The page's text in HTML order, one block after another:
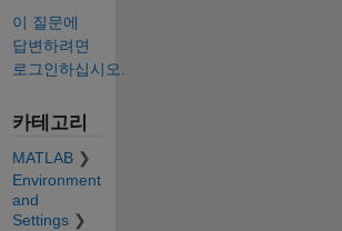
이 질문에
답변하려면
로그인하십시오.
카테고리
MATLAB
Environment
and
Settings